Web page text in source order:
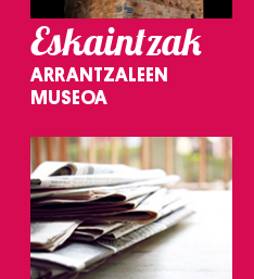
Eskaintzak
ARRANTZALEEN
MUSEOA